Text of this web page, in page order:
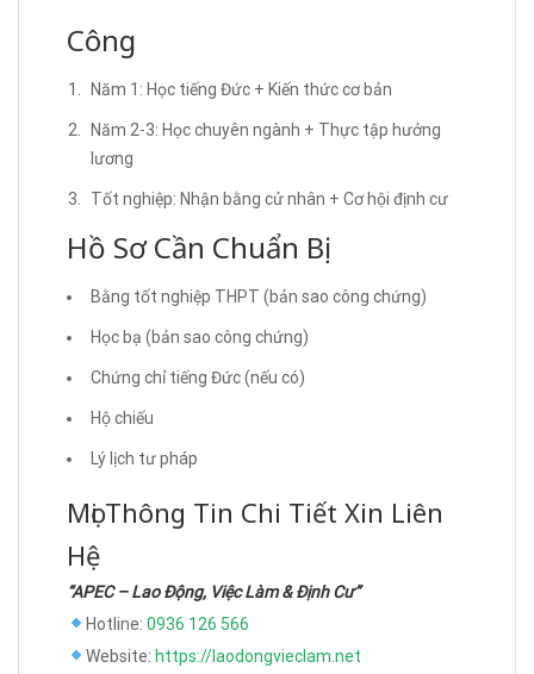
Công
Năm 1: Học tiếng Đức + Kiến thức cơ bản
Năm 2-3: Học chuyên ngành + Thực tập hưởng
lương
Tốt nghiệp: Nhận bằng cử nhân + Cơ hội định cư
Hồ Sơ Cần Chuẩn Bị
Bằng tốt nghiệp THPT (bản sao công chứng)
Học bạ (bản sao công chứng)
Chứng chỉ tiếng Đức (nếu có)
Hộ chiếu
Lý lịch tư pháp
Mọi Thông Tin Chi Tiết Xin Liên
Hệ
“APEC – Lao Động, Việc Làm & Định Cư”
Hotline: 0936 126 566
Website: https://laodongvieclam.net